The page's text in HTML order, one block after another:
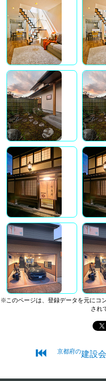
※このページは、登録データを元にコ
され
⏮ 京都府の建設